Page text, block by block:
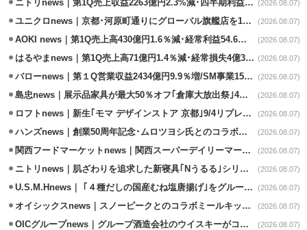
ニトリnews｜第1Q売上収益2263億円2.3%減･四半期利益1.4％減 (2026.08.07)
ユニクロnews｜京都･河原町通りにグローバル旗艦店を11/6開設 (2026.08.07)
AOKI news｜第1Q売上高430億円1.6％減･経常利益54.6％減 (2026.08.07)
はるやまnews｜第1Q売上高71億円1.4％減･経常損失4億3800万円 (2026.08.07)
バローnews｜第１Q営業収益2434億円9.9％増/SM事業15.5％増と絶好調 (2026.08.07)
島忠news｜展示品家具が最大50％オフ｢倉庫大放出祭｣4店舗限定で開催 (2026.08.07)
ロフトnews｜新生｢モマ デザインストア 京都｣9/4リプレイスオープン (2026.08.07)
ハンズnews｜創業50周年記念･ムロツヨシ氏とのコラボ企画｢ムロハンズ｣開催 (2026.08.07)
関西フードマーケットnews｜関西スーパーデイリーマート蒲生店8/7改装 (2026.08.07)
ニトリnews｜肌ざわりを追求した新寝具｢Nうるる｣シリーズを発売 (2026.08.07)
U.S.M.Hnews｜ ｢４種だしの国産むね塩唐揚げ｣をグループ610店で共同販促 (2026.08.07)
オイシックスnews｜スノーピークとのコラボミールキット8/13発売 (2026.08.07)
OICグループnews｜グループ酒造会社のウイスキーがコンペティション受賞 (2026.08.07)